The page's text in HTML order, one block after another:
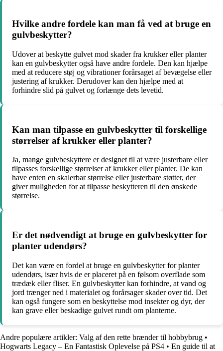
Hvilke andre fordele kan man få ved at bruge en
gulvbeskytter?
Udover at beskytte gulvet mod skader fra krukker eller planter
kan en gulvbeskytter også have andre fordele. Den kan hjælpe
med at reducere støj og vibrationer forårsaget af bevægelse eller
justering af krukker. Derudover kan den hjælpe med at
forhindre slid på gulvet og forlænge dets levetid.
Kan man tilpasse en gulvbeskytter til forskellige
størrelser af krukker eller planter?
Ja, mange gulvbeskyttere er designet til at være justerbare eller
tilpasses forskellige størrelser af krukker eller planter. De kan
have enten en skalerbar størrelse eller justerbare støtter, der
giver muligheden for at tilpasse beskytteren til den ønskede
størrelse.
Er det nødvendigt at bruge en gulvbeskytter for
planter udendørs?
Det kan være en fordel at bruge en gulvbeskytter for planter
udendørs, især hvis de er placeret på en følsom overflade som
trædæk eller fliser. En gulvbeskytter kan forhindre, at vand og
jord trænger ned i materialet og forårsager skader over tid. Det
kan også fungere som en beskyttelse mod insekter og dyr, der
kan grave eller beskadige gulvet rundt om planterne.
Andre populære artikler: Valg af den rette brænder til hobbybrug •
Hogwarts Legacy – En Fantastisk Oplevelse på PS4 • En guide til at